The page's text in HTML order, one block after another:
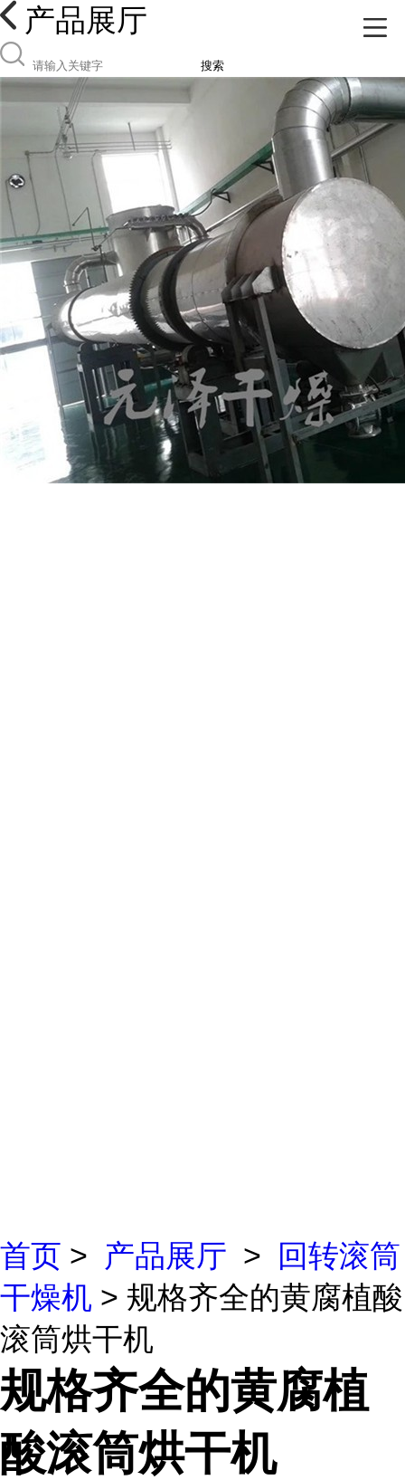
产品展厅
搜索
首页 > 产品展厅 >
回转滚筒
干燥机 > 规格齐全的黄腐植酸
滚筒烘干机
规格齐全的黄腐植
酸滚筒烘干机